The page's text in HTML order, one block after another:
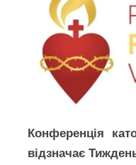
Конференція
відзначає